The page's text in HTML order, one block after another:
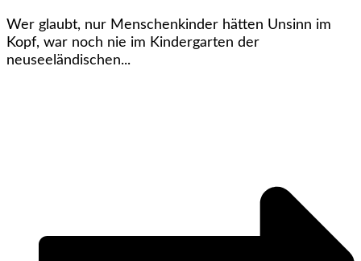
Wer glaubt, nur Menschenkinder hätten Unsinn im
Kopf, war noch nie im Kindergarten der
neuseeländischen...